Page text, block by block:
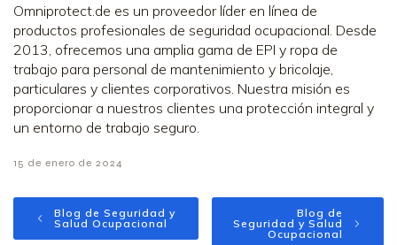
Omniprotect.de es un proveedor líder en línea de
productos profesionales de seguridad ocupacional. Desde
2013, ofrecemos una amplia gama de EPI y ropa de
trabajo para personal de mantenimiento y bricolaje,
particulares y clientes corporativos. Nuestra misión es
proporcionar a nuestros clientes una protección integral y
un entorno de trabajo seguro.
15 de enero de 2024
Blog de Seguridad y
Salud Ocupacional
Blog de
Seguridad y Salud
Ocupacional